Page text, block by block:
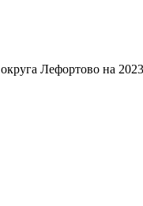
Лефортово на